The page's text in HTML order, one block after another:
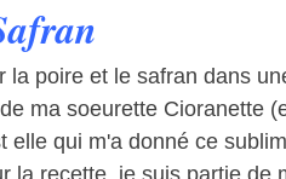
la poire et le safran dans
ma soeurette Cioranette
elle qui m'a donné ce
la recette, je suis partie de